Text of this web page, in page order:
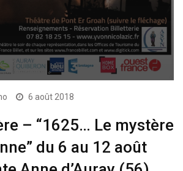
6 août 2018
– “1625… Le mystère
du 6 au 12 août